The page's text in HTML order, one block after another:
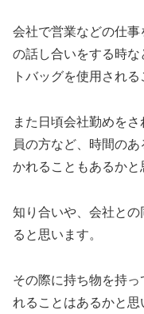
会社で営業などの仕
の話し合いをする時
トバッグを使用される
また日頃会社勤めを
員の方など、時間の
かれることもあるかと
知り合いや、会社と
ると思います。
その際に持ち物を持
れることはあるかと思